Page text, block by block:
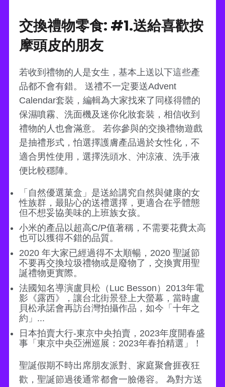
交換禮物零食: #1.送給喜歡按
摩頭皮的朋友
若收到禮物的人是女生，基本上送以下這些產
品都不會有錯。 送禮不一定要送Advent
Calendar套裝，編輯為大家找來了同樣得體的
保濕噴霧、洗面機及迷你化妝套裝，相信收到
禮物的人也會滿意。 若你參與的交換禮物遊戲
是抽禮形式，怕選擇護膚產品過於女性化，不
適合男性使用，選擇洗頭水、沖涼液、洗手液
便比較穩陣。
「自然優選菓盒」是送給講究自然與健康的女
性族群，最貼心的送禮選擇，更適合在乎體態
但不想妥協美味的上班族女孩。
小米的產品以超高C/P值著稱，不需要花費太高
也可以獲得不錯的品質。
2020 年大家已經過得不太順暢，2020 聖誕節
不要再交換垃圾禮物或是廢物了，交換實用聖
誕禮物更實際。
法國知名導演盧貝松（Luc Besson）2013年電
影《露西》，讓台北街景登上大螢幕，當時盧
貝松承諾會再訪台灣拍攝作品，如今「十年之
約」...
日本拍賣大行-東京中央拍賣，2023年度開春盛
事「東京中央亞洲巡展：2023年春拍精選」！
聖誕假期不時出席朋友派對、家庭聚會捱夜狂
歡，聖誕節過後通常都會一臉倦容。 為對方送